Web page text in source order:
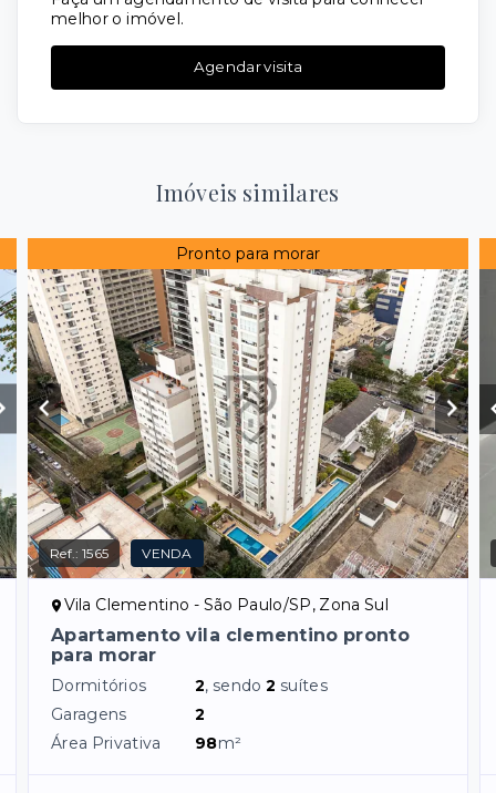
melhor o imóvel.
Agendar visita
Imóveis similares
Pronto para morar
Ref.:1565 VENDA
Vila Clementino - São Paulo/SP, Zona Sul
Apartamento vila clementino pronto
para morar
Dormitórios 2, sendo2 suítes
Garagens
2
Área Privativa
98m²